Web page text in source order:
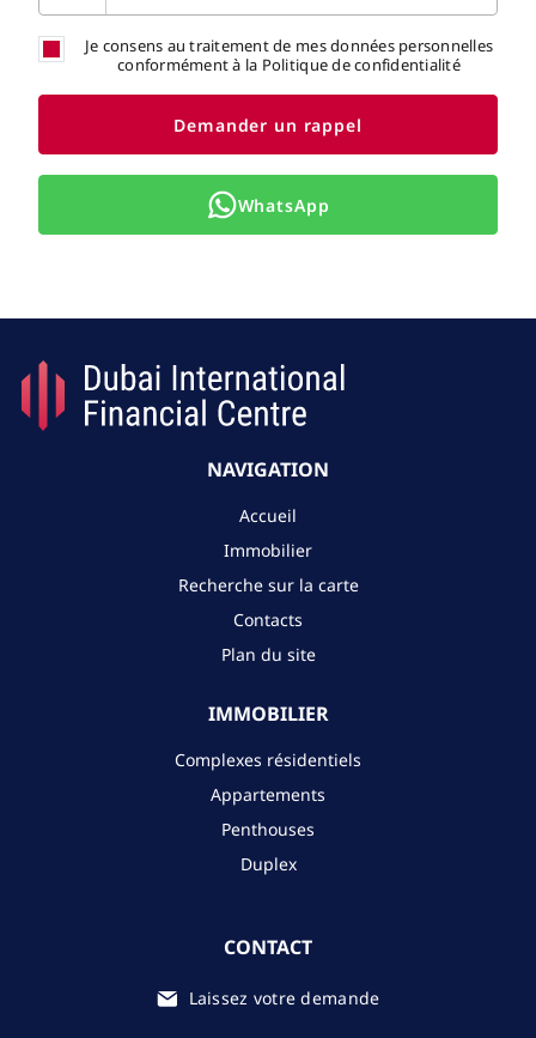
Je consens au traitement de mes données personnelles
conformément à la Politique de confidentialité
Demander un rappel
WhatsApp
NAVIGATION
Accueil
Immobilier
Recherche sur la carte
Contacts
Plan du site
IMMOBILIER
Complexes résidentiels
Appartements
Penthouses
Duplex
CONTACT
Laissez votre demande